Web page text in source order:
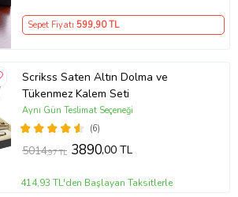
Sepet Fiyatı 599,90 TL
Scrikss Saten Altın Dolma ve
Tükenmez Kalem Seti
(6)
Aynı Gün Teslimat Seçeneği
5014,97 TL 3890,00 TL
414,93 TL'den Başlayan Taksitlerle